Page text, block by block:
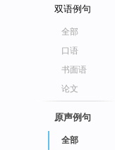
双语例句
全部
口语
书面语
论文
原声例句
全部